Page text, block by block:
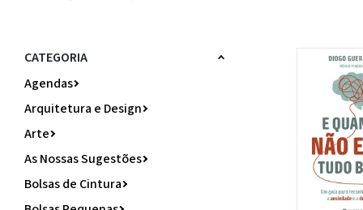
CATEGORIA
Agendas
Arquitetura e Design
Arte
As Nossas Sugestões
Bolsas de Cintura